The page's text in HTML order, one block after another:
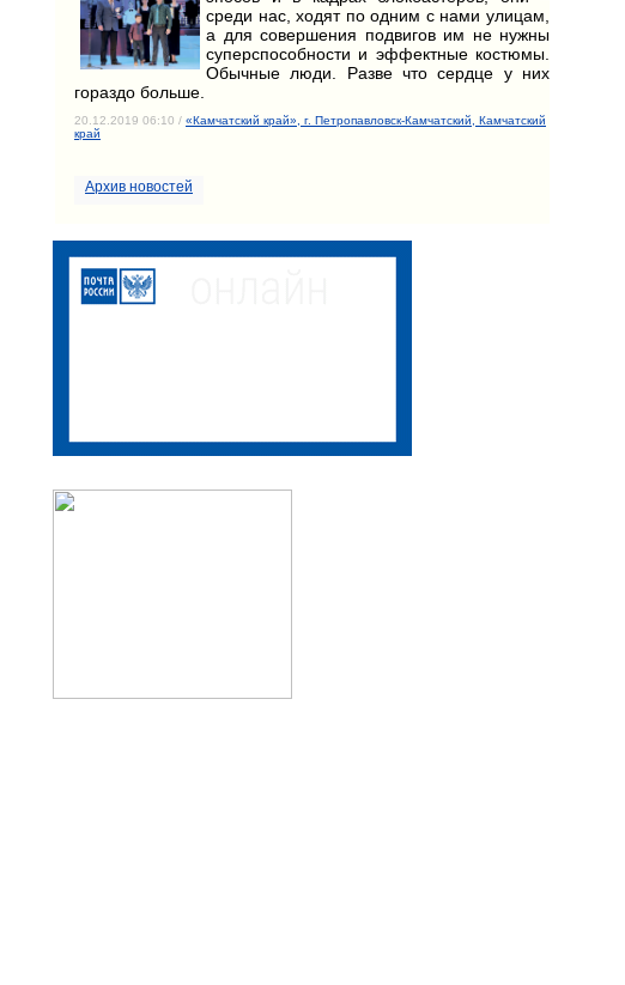
среди нас, ходят по одним с нами улицам,
а для совершения подвигов им не нужны
суперспособности и эффектные костюмы.
Обычные люди. Разве что сердце у них
гораздо больше.
20.12.2019 06:10 / «Камчатский край», г. Петропавловск-Камчатский, Камчатский
край
Архив новостей